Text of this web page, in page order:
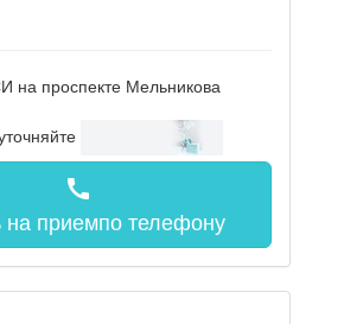
на проспекте Мельникова
call
на приемпо телефону